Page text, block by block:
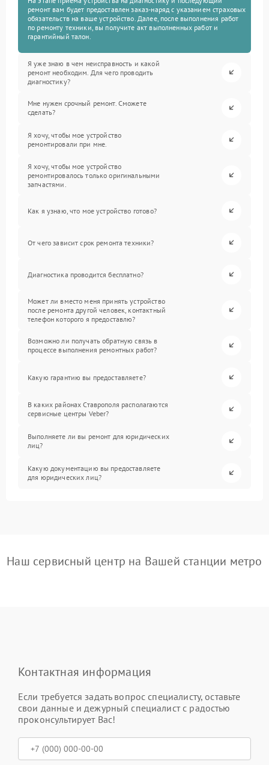
ремонт вам будет предоставлен заказ-наряд с указанием страховых
обязательств на ваше устройство. Далее, после выполнения работ
по ремонту техники, вы получите акт выполненных работ и
гарантийный талон.
Я уже знаю в чем неисправность и какой
ремонт необходим. Для чего проводить
диагностику?
Мне нужен срочный ремонт. Сможете
сделать?
Я хочу, чтобы мое устройство
ремонтировали при мне.
Я хочу, чтобы мое устройство
ремонтировалось только оригинальными
запчастями.
Как я узнаю, что мое устройство готово?
От чего зависит срок ремонта техники?
Диагностика проводится бесплатно?
Может ли вместо меня принять устройство
после ремонта другой человек, контактный
телефон которого я предоставлю?
Возможно ли получать обратную связь в
процессе выполнения ремонтных работ?
Какую гарантию вы предоставляете?
В каких районах Ставрополя располагаются
сервисные центры Veber?
Выполняете ли вы ремонт для юридических
лиц?
Какую документацию вы предоставляете
для юридических лиц?
Наш сервисный центр на Вашей станции метро
Контактная информация
Если требуется задать вопрос специалисту, оставьте
свои данные и дежурный специалист с радостью
проконсультирует Вас!